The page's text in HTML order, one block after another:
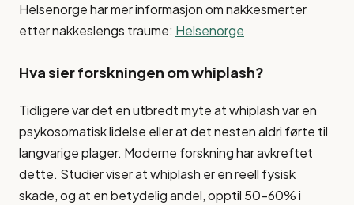
Helsenorge har mer informasjon om nakkesmerter
etter nakkeslengs traume: Helsenorge
Hva sier forskningen om whiplash?
Tidligere var det en utbredt myte at whiplash var en
psykosomatisk lidelse eller at det nesten aldri førte til
langvarige plager. Moderne forskning har avkreftet
dette. Studier viser at whiplash er en reell fysisk
skade, og at en betydelig andel, opptil 50-60% i